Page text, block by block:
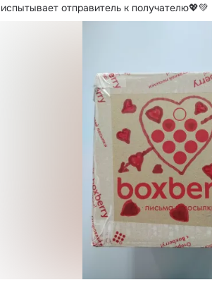
испытывает отправитель к получателю💖💚